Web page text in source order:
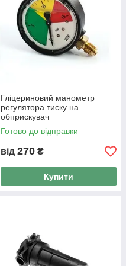
Гліцериновий манометр
регулятора тиску на
обприскувач
Готово до відправки
від 270 ₴
Купити